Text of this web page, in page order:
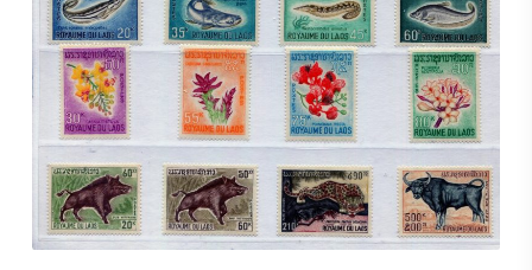
€18,50
€14,00